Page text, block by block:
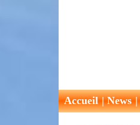
Accueil News